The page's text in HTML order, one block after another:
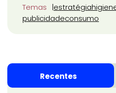
Temas estratégia
publicidadeconsumo
Recentes